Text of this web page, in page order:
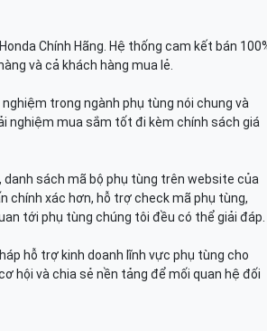
Chính Hãng. Hệ thống cam kết bán
và cả khách hàng mua lẻ.
trong ngành phụ tùng nói chung và
nghiệm mua sắm tốt đi kèm chính sách giá
sách mã bộ phụ tùng trên website của
chính xác hơn, hỗ trợ check mã phụ tùng,
tới phụ tùng chúng tôi đều có thể giải đáp.
hỗ trợ kinh doanh lĩnh vực phụ tùng cho
hội và chia sẻ nền tảng để mối quan hệ đối